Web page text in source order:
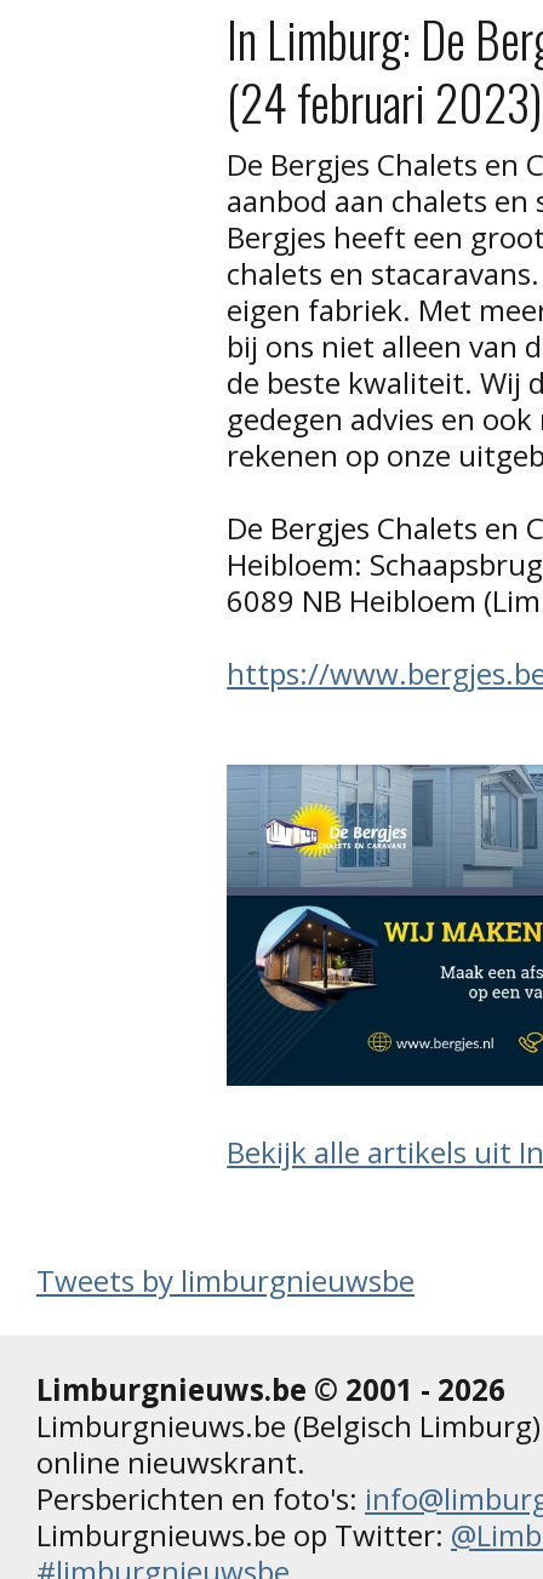
In Limburg: De
(24 februari 2023)
De Bergjes Chalets
aanbod aan chalets en
Bergjes heeft een
chalets en
eigen fabriek. Met
bij ons niet alleen van
de beste kwaliteit. Wij
gedegen advies en
rekenen op onze
De Bergjes Chalets en
Heibloem:
6089 NB Heibloem
https://
Bekijk alle artikels uit
Tweets by limburgnieuwsbe
Limburgnieuws.be © 2001 - 2026
Limburgnieuws.be (Belgisch
online nieuwskrant.
Persberichten en foto's:
Limburgnieuws.be op Twitter: